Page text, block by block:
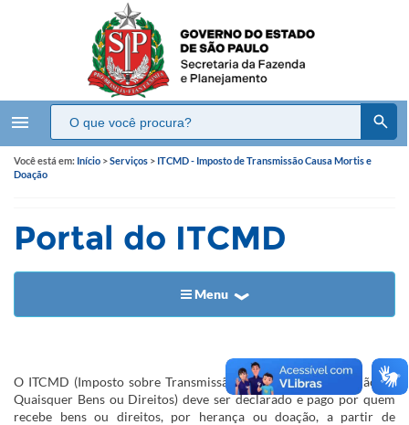
menu
Você está em: Início >Serviços > ITCMD - Imposto de Transmissão Causa Mortis e
Doação
Portal do ITCMD
Menu
​​​​​O ITCMD (Imposto sobre Transmissão Causa Mortis e Doação de
Quaisquer Bens ou Direitos) deve ser declarado e pago por quem
recebe bens ou direitos, por herança ou doação, a partir de